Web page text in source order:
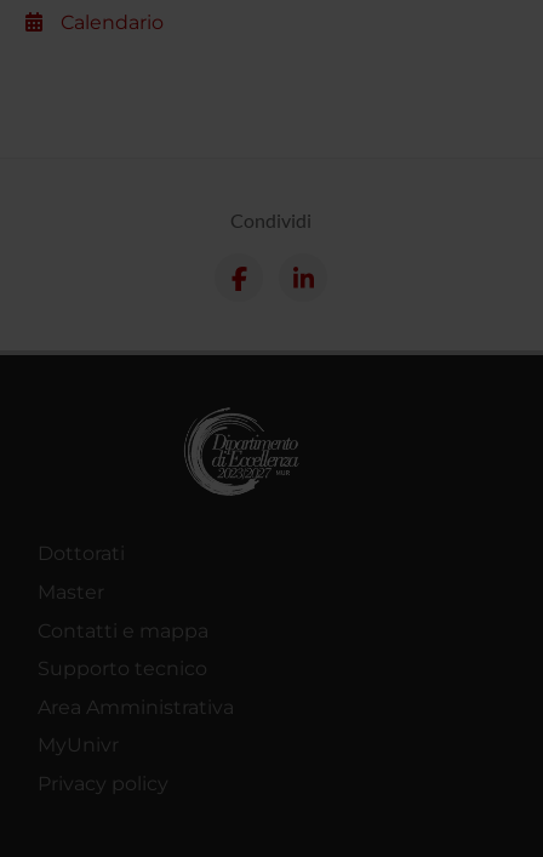
Calendario
Condividi
Dottorati
Master
Contatti e mappa
Supporto tecnico
Area Amministrativa
MyUnivr
Privacy policy